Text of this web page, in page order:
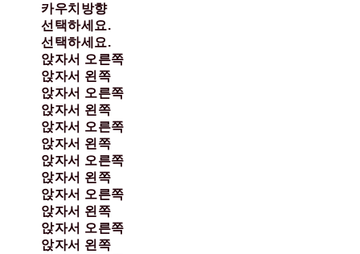
카우치방향
선택하세요.
선택하세요.
앉자서 오른쪽
앉자서 왼쪽
앉자서 오른쪽
앉자서 왼쪽
앉자서 오른쪽
앉자서 왼쪽
앉자서 오른쪽
앉자서 왼쪽
앉자서 오른쪽
앉자서 왼쪽
앉자서 오른쪽
앉자서 왼쪽